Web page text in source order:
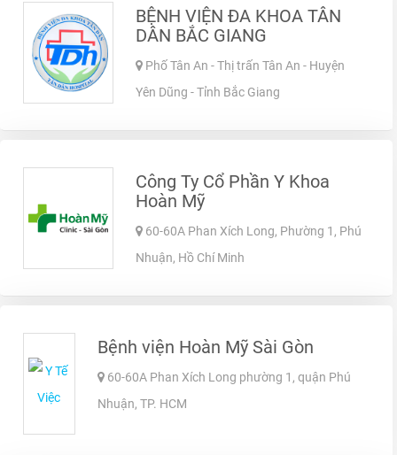
BỆNH VIỆN ĐA KHOA TÂN
DÂN BẮC GIANG
Phố Tân An - Thị trấn Tân An - Huyện
Yên Dũng - Tỉnh Bắc Giang
Công Ty Cổ Phần Y Khoa
Hoàn Mỹ
60-60A Phan Xích Long, Phường 1, Phú
Nhuận, Hồ Chí Minh
Bệnh viện Hoàn Mỹ Sài Gòn
60-60A Phan Xích Long phường 1, quận Phú
Nhuận, TP. HCM